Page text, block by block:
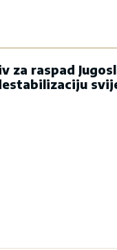
za raspad